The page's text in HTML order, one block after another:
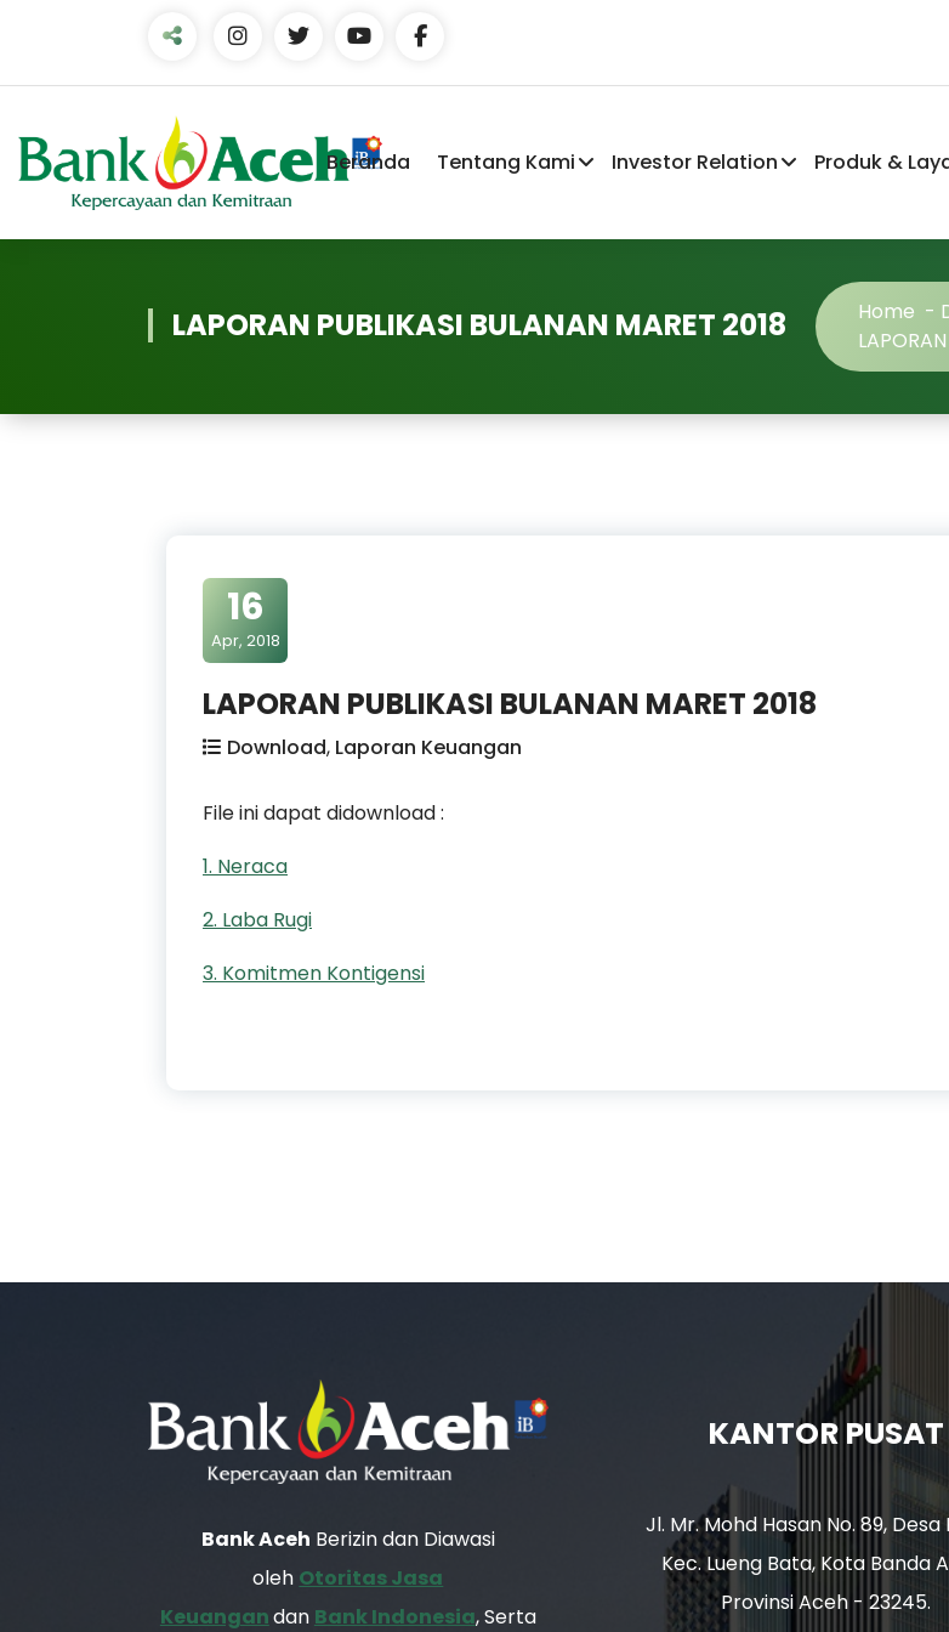
Beranda Tentang Kami Investor Relation Produk &
LAPORAN PUBLIKASI BULANAN MARET 2018 Home -
16
Apr, 2018
LAPORAN PUBLIKASI BULANAN MARET 2018
Download, Laporan Keuangan
File ini dapat didownload :
1. Neraca
2. Laba Rugi
3. Komitmen Kontigensi
Bank Aceh Berizin dan Diawasi
oleh Otoritas Jasa
Keuangandan Bank Indonesia, Serta
KANTOR PUSAT
Jl. Mr. Mohd Hasan No. 89, Desa
Kec. Lueng Bata, Kota Banda
Provinsi Aceh - 23245.